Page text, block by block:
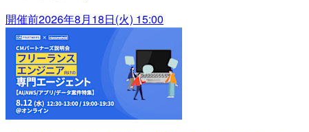
開催前2026年8月18日(火) 15:00